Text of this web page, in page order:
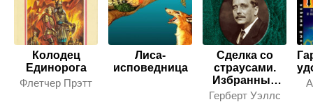
Колодец
Единорога
Флетчер Прэтт
Лиса-
исповедница
Сделка со
страусами.
Избранные
рассказы
Герберт Уэллс